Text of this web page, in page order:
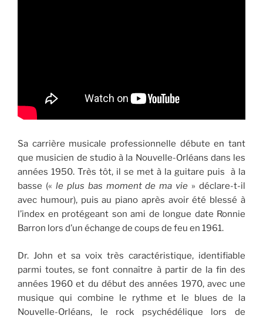
Sa carrière musicale professionnelle débute en tant
que musicien de studio à la Nouvelle-Orléans dans les
années 1950. Très tôt, il se met à la guitare puis à la
basse (« le plus bas moment de ma vie » déclare-t-il
avec humour), puis au piano après avoir été blessé à
l’index en protégeant son ami de longue date Ronnie
Barron lors d’un échange de coups de feu en 1961.
Dr. John et sa voix très caractéristique, identifiable
parmi toutes, se font connaître à partir de la fin des
années 1960 et du début des années 1970, avec une
musique qui combine le rythme et le blues de la
Nouvelle-Orléans, le rock psychédélique lors de